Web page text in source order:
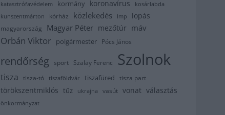
katasztrófavédelem kormány koronavírus
kosárlabda
kunszentmárton
kórház közlekedés lmp lopás
magyarország Magyar Péter mezőtúr máv
Orbán Viktor polgármester Pócs János
rendőrség sport Szalay Ferenc Szolnok
tisza tisza-tó tiszaföldvár tiszafüred tisza part
törökszentmiklós tűz ukrajna vasút vonat választás
önkormányzat